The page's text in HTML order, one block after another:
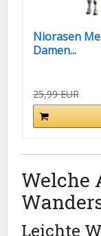
Niorasen
Damen...
25,99 EUR
Welche
Leichte